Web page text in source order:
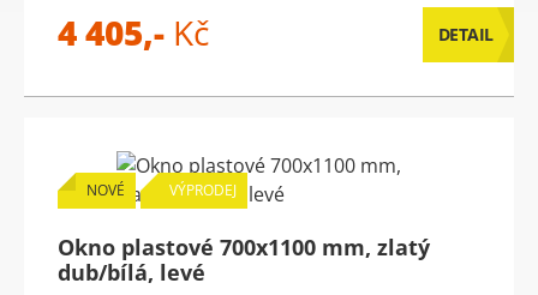
4 405,- Kč DETAIL
NOVÉ VÝPRODEJ
Okno plastové 700x1100 mm, zlatý
dub/bílá, levé